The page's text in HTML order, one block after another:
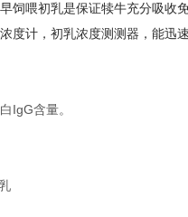
饲喂初乳是保证犊牛充分吸收
浓度计，初乳浓度测测器，能迅
IgG含量。